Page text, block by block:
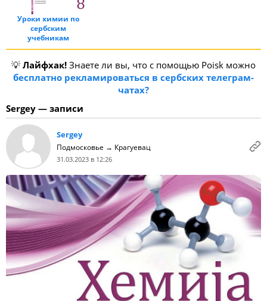
Уроки химии по
сербским
учебникам
💡 Лайфхак! Знаете ли вы, что с помощью Poisk можно
бесплатно рекламироваться в сербских телеграм-
чатах?
Sergey — записи
Sergey
Подмосковье → Крагуевац
31.03.2023 в 12:26